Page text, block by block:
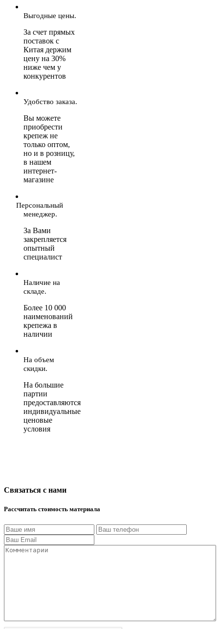
Выгодные цены.
За счет прямых
поставок с
Китая держим
цену на 30%
ниже чем у
конкурентов
Удобство заказа.
Вы можете
приобрести
крепеж не
только оптом,
но и в розницу,
в нашем
интернет-
магазине
Персональный
менеджер.
За Вами
закрепляется
опытный
специалист
Наличие на
складе.
Более 10 000
наименований
крепежа в
наличии
На объем
скидки.
На большие
партии
предоставляются
индивидуальные
ценовые
условия
Связаться с нами
Рассчитать стоимость материала